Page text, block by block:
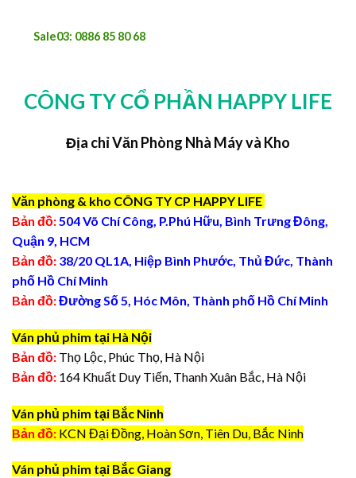
Sale03: 0886 85 80 68
CÔNG TY CỔ PHẦN HAPPY LIFE
Địa chỉ Văn Phòng Nhà Máy và Kho
Văn phòng & kho CÔNG TY CP HAPPY LIFE
Bản đồ:504 Võ Chí Công, P.Phú Hữu, Bình Trưng Đông,
Quận 9, HCM
Bản đồ: 38/20 QL1A, Hiệp Bình Phước, Thủ Đức, Thành
phố Hồ Chí Minh
Bản đồ:Đường Số 5, Hóc Môn, Thành phố Hồ Chí Minh
Ván phủ phim tại Hà Nội
Bản đồ: Thọ Lộc, Phúc Thọ, Hà Nội
Bản đồ: 164 Khuất Duy Tiến, Thanh Xuân Bắc, Hà Nội
Ván phủ phim tại Bắc Ninh
Bản đồ: KCN Đại Đồng, Hoàn Sơn, Tiên Du, Bắc Ninh
Ván phủ phim tại Bắc Giang